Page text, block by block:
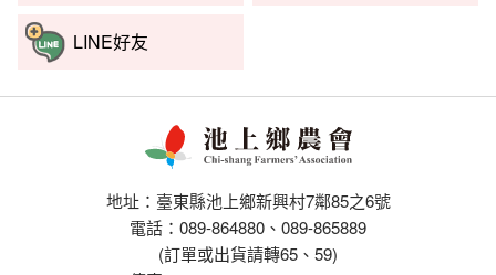
地址：臺東縣池上鄉新興村7鄰85之6號
電話：089-864880、089-865889
(訂單或出貨請轉65、59)
LINE好友